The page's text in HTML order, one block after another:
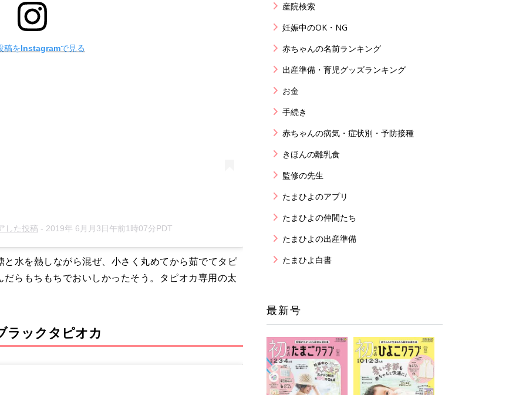
稿をInstagramで見る
した投稿 - 2019年 6月月3日午前1時07分PDT
と水を熱しながら混ぜ、小さく丸めてから茹でてタピ
らもちもちでおいしかったそう。タピオカ専用の太
ラックタピオカ
産院検索
妊娠中のOK・NG
赤ちゃんの名前ランキング
出産準備・育児グッズランキング
お金
手続き
赤ちゃんの病気・症状別・予防接種
きほんの離乳食
監修の先生
たまひよのアプリ
たまひよの仲間たち
たまひよの出産準備
たまひよ白書
最新号